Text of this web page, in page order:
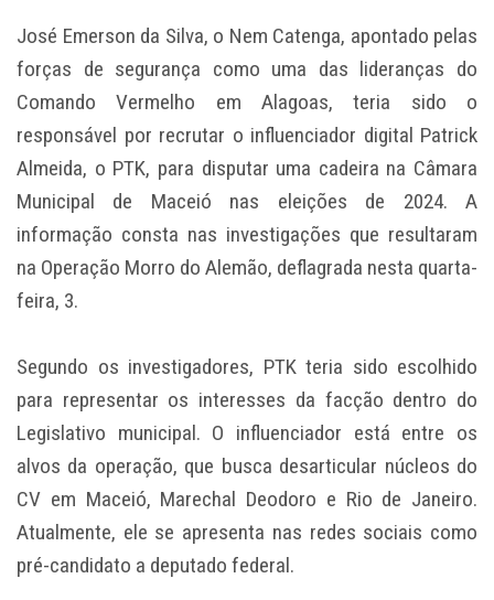
José Emerson da Silva, o Nem Catenga, apontado pelas
forças de segurança como uma das lideranças do
Comando Vermelho em Alagoas, teria sido o
responsável por recrutar o influenciador digital Patrick
Almeida, o PTK, para disputar uma cadeira na Câmara
Municipal de Maceió nas eleições de 2024. A
informação consta nas investigações que resultaram
na Operação Morro do Alemão, deflagrada nesta quarta-
feira, 3.
Segundo os investigadores, PTK teria sido escolhido
para representar os interesses da facção dentro do
Legislativo municipal. O influenciador está entre os
alvos da operação, que busca desarticular núcleos do
CV em Maceió, Marechal Deodoro e Rio de Janeiro.
Atualmente, ele se apresenta nas redes sociais como
pré-candidato a deputado federal.